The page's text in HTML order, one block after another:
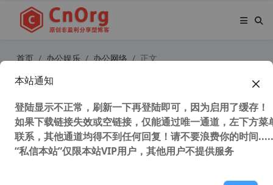
首页 办公娱乐 办公网络 正文
最简单PDF转换工具 PDF Shaper Pr
ofessional v13.8 x86/x64中文破解
版 PDF阅读器
35,205 次浏览次阅读
本站通知
登陆显示不正常，刷新一下再登陆即可，因为启用了缓存！
如果下载链接失效或空链接，仅能通过唯一通道，左下方菜
联系，其他通道均得不到任何回复！请不要浪费你的时间
“私信本站”仅限本站VIP用户，其他用户不提供服务